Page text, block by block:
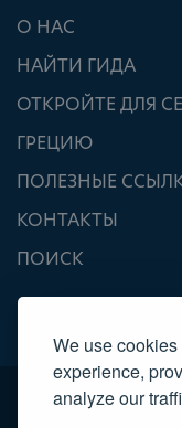
We use
experience,
analyze our
О НАС
НАЙТИ ГИДА
ОТКРОЙТЕ ДЛЯ
ГРЕЦИЮ
ПОЛЕЗНЫЕ
КОНТАКТЫ
ПОИСК